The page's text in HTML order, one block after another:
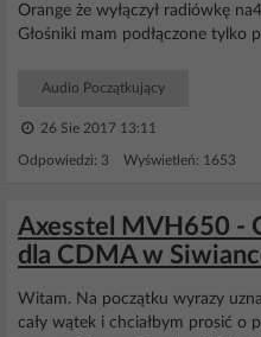
Orange że wyłączył radiówkę
Głośniki mam podłączone tylko
Audio Początkujący
26 Sie 2017 13:11
Odpowiedzi: 3 Wyświetleń: 1653
Axesstel MVH650 -
dla CDMA w
Witam. Na początku wyrazy
cały wątek i chciałbym prosić o